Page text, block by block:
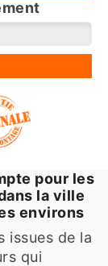
pour les
la ville
environs
issues de la
qui